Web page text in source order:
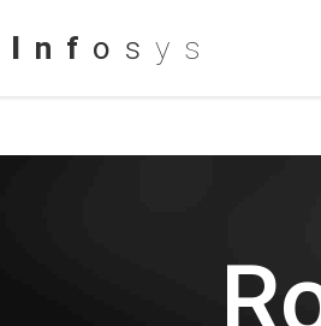
I n f o s y s